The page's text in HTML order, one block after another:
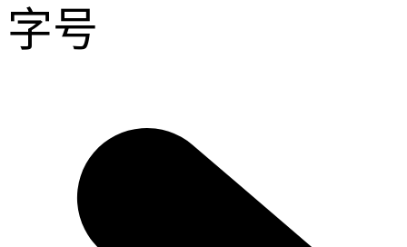
字号